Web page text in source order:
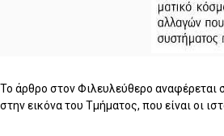
Το άρθρο στον Φιλευλεύθερο
στην εικόνα του Τμήματος, που είναι οι